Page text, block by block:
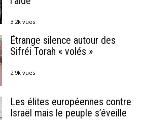
3.2k vues
Étrange silence autour des
Sifréi Torah « volés »
2.9k vues
Les élites européennes contre
Israël mais le peuple s’éveille